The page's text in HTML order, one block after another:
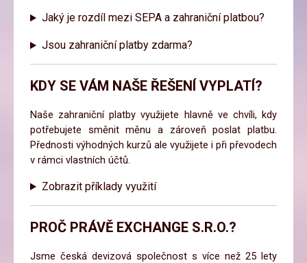
Jaký je rozdíl mezi SEPA a zahraniční platbou?
Jsou zahraniční platby zdarma?
KDY SE VÁM NAŠE ŘEŠENÍ VYPLATÍ?
Naše zahraniční platby využijete hlavně ve chvíli, kdy
potřebujete směnit měnu a zároveň poslat platbu.
Přednosti výhodných kurzů ale využijete i při převodech
v rámci vlastních účtů.
Zobrazit příklady využití
PROČ PRÁVĚ EXCHANGE S.R.O.?
Jsme česká devizová společnost s více než 25 lety